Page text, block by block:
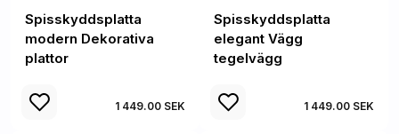
Spisskyddsplatta
modern Dekorativa
plattor
1 449.00 SEK
Spisskyddsplatta
elegant Vägg
tegelvägg
1 449.00 SEK